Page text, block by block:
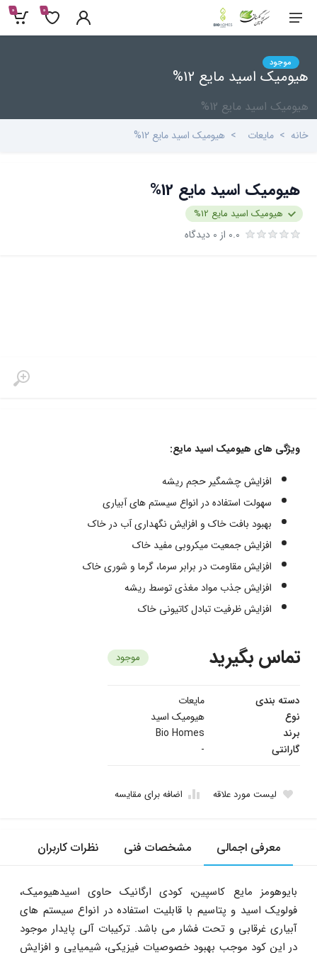
0
0
هیومیک اسید مایع 12%
هیومیک اسید مایع 12%
خانه مایعات هیومیک اسید مایع 12%
هیومیک اسید مایع 12%
0.0 از 0 دیدگاه
هیومیک اسید مایع 12%
ویژگی های هیومیک اسید مایع:
افزایش چشمگیر حجم ریشه
سهولت استفاده در انواع سیستم های آبیاری
بهبود بافت خاک و افزایش نگهداری آب در خاک
افزایش جمعیت میکروبی مفید خاک
افزایش مقاومت در برابر سرما، گرما و شوری خاک
افزایش جذب مواد مغذی توسط ریشه
افزایش ظرفیت تبادل کاتیونی خاک
موجود
تماس بگیرید موجود
دسته بندی
مایعات
نوع
هیومیک اسید
برند
Bio Homes
گارانتی
-
لیست مورد علاقه اضافه برای مقایسه
معرفی اجمالی مشخصات فنی نظرات کاربران
بایوهومز مایع کاسپین، کودی ارگانیک حاوی اسیدهیومیک،
فولویک اسید و پتاسیم با قابلیت استفاده در انواع سیستم های
آبیاری غرقابی و تحت فشار می باشد. ترکیبات آلی پایدار موجود
در این کود موجب بهبود خصوصیات فیزیکی، شیمیایی و افزایش